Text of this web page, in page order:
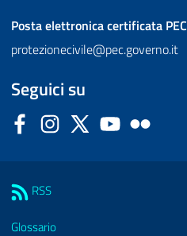
Posta elettronica certificata PEC
protezionecivile@pec.governo.it
Seguici su
FacebookInstagram
Twitter YouTube
RSS
Glossario